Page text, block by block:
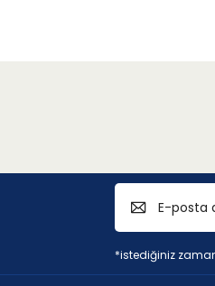
*istediğiniz